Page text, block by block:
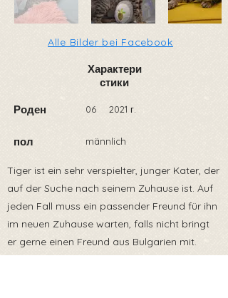
Alle Bilder bei Facebook
Характери
стики
Роден
пол
06 2021 г.
männlich
Tiger ist ein sehr verspielter, junger Kater, der
auf der Suche nach seinem Zuhause ist. Auf
jeden Fall muss ein passender Freund für ihn
im neuen Zuhause warten, falls nicht bringt
er gerne einen Freund aus Bulgarien mit.
Wir sind uns sicher, dass Tiger den